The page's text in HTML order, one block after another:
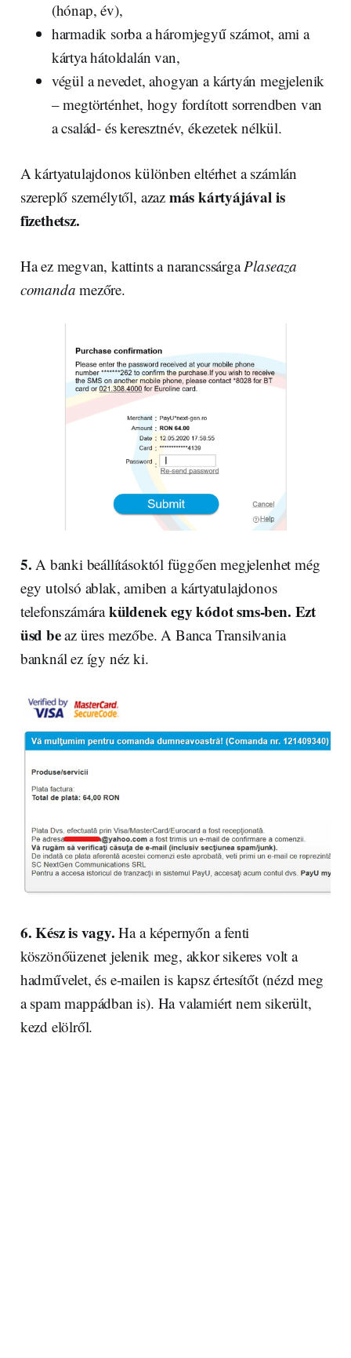
(hónap, év),
harmadik sorba a háromjegyű számot, ami a
kártya hátoldalán van,
végül a nevedet, ahogyan a kártyán megjelenik
– megtörténhet, hogy fordított sorrendben van
a család- és keresztnév, ékezetek nélkül.
A kártyatulajdonos különben eltérhet a számlán
szereplő személytől, azaz más kártyájával is
fizethetsz.
Ha ez megvan, kattints a narancssárgaPlaseaza
comanda mezőre.
5. A banki beállításoktól függően megjelenhet még
egy utolsó ablak, amiben a kártyatulajdonos
telefonszámáraküldenek egy kódot sms-ben. Ezt
üsd beaz üres mezőbe. A Banca Transilvania
banknál ez így néz ki.
6.Kész is vagy. Ha a képernyőn a fenti
köszönőüzenet jelenik meg, akkor sikeres volt a
hadművelet, és e-mailen is kapsz értesítőt (nézd meg
a spam mappádban is). Ha valamiért nem sikerült,
kezd elölről.